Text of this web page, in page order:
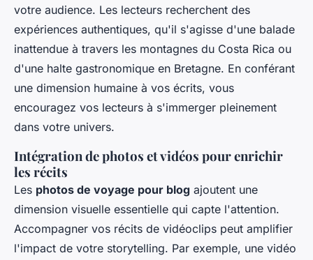
votre audience. Les lecteurs recherchent des
expériences authentiques, qu'il s'agisse d'une balade
inattendue à travers les montagnes du Costa Rica ou
d'une halte gastronomique en Bretagne. En conférant
une dimension humaine à vos écrits, vous
encouragez vos lecteurs à s'immerger pleinement
dans votre univers.
Intégration de photos et vidéos pour enrichir
les récits
Les photos de voyage pour blog ajoutent une
dimension visuelle essentielle qui capte l'attention.
Accompagner vos récits de vidéoclips peut amplifier
l'impact de votre storytelling. Par exemple, une vidéo